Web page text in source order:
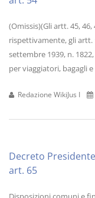
(Omissis)(Gli artt. 45,
rispettivamente, gli artt.
settembre 1939, n.
per viaggiatori, bagagli
Redazione WikiJus I
Decreto
art. 65